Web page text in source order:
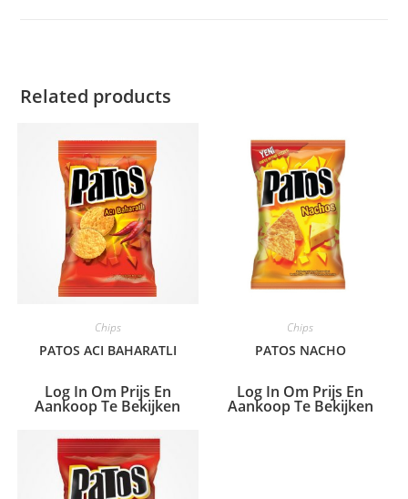
Related products
Chips
PATOS ACI BAHARATLI
Log In Om Prijs En
Aankoop Te Bekijken
Chips
PATOS NACHO
Log In Om Prijs En
Aankoop Te Bekijken